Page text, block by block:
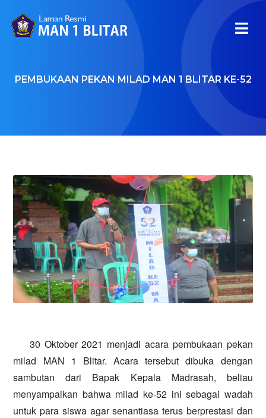
PEMBUKAAN PEKAN MILAD MAN 1 BLITAR KE-52
30 Oktober 2021 menjadi acara pembukaan pekan
milad MAN 1 Blitar. Acara tersebut dibuka dengan
sambutan dari Bapak Kepala Madrasah, beliau
menyampaikan bahwa milad ke-52 ini sebagai wadah
untuk para siswa agar senantiasa terus berprestasi dan